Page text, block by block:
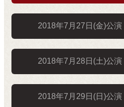
2018年7月27日(金)公演
2018年7月28日(土)公演
2018年7月29日(日)公演